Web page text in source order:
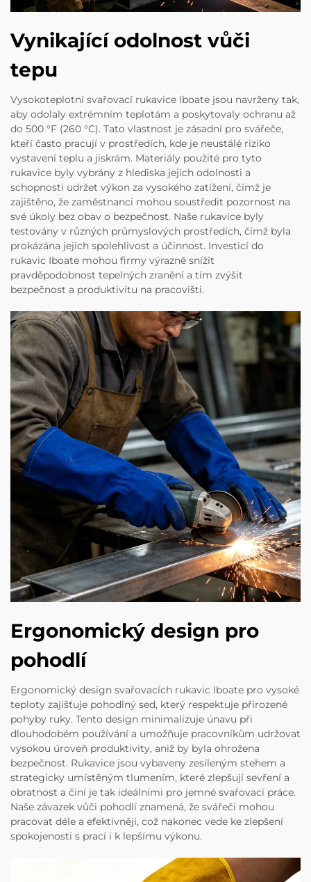
Vynikající odolnost vůči
tepu
Vysokoteplotní svařovací rukavice Iboate jsou navrženy tak,
aby odolaly extrémním teplotám a poskytovaly ochranu až
do 500 °F (260 °C). Tato vlastnost je zásadní pro svářeče,
kteří často pracují v prostředích, kde je neustálé riziko
vystavení teplu a jiskrám. Materiály použité pro tyto
rukavice byly vybrány z hlediska jejich odolnosti a
schopnosti udržet výkon za vysokého zatížení, čímž je
zajištěno, že zaměstnanci mohou soustředit pozornost na
své úkoly bez obav o bezpečnost. Naše rukavice byly
testovány v různých průmyslových prostředích, čímž byla
prokázána jejich spolehlivost a účinnost. Investicí do
rukavic Iboate mohou firmy výrazně snížit
pravděpodobnost tepelných zranění a tím zvýšit
bezpečnost a produktivitu na pracovišti.
Ergonomický design pro
pohodlí
Ergonomický design svařovacích rukavic Iboate pro vysoké
teploty zajišťuje pohodlný sed, který respektuje přirozené
pohyby ruky. Tento design minimalizuje únavu při
dlouhodobém používání a umožňuje pracovníkům udržovat
vysokou úroveň produktivity, aniž by byla ohrožena
bezpečnost. Rukavice jsou vybaveny zesíleným stehem a
strategicky umístěným tlumením, které zlepšují sevření a
obratnost a činí je tak ideálními pro jemné svařovací práce.
Naše závazek vůči pohodlí znamená, že svářeči mohou
pracovat déle a efektivněji, což nakonec vede ke zlepšení
spokojenosti s prací i k lepšímu výkonu.